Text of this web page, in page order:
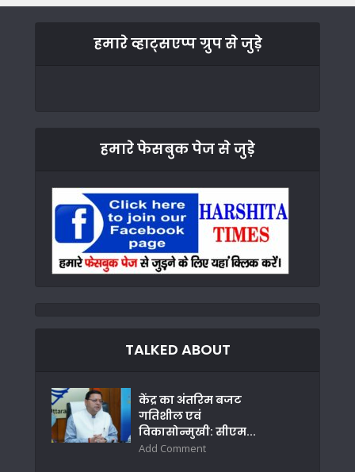
हमारे व्हाट्सएप्प ग्रुप से जुड़े
हमारे फेसबुक पेज से जुड़े
TALKED ABOUT
केंद्र का अंतरिम बजट
गतिशील एवं
विकासोन्मुखी: सीएम...
Add Comment